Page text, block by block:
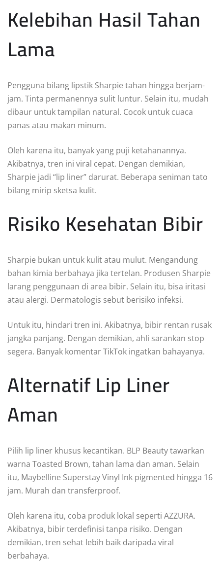
Kelebihan Hasil Tahan
Lama
Pengguna bilang lipstik Sharpie tahan hingga berjam-
jam. Tinta permanennya sulit luntur. Selain itu, mudah
dibaur untuk tampilan natural. Cocok untuk cuaca
panas atau makan minum.
Oleh karena itu, banyak yang puji ketahanannya.
Akibatnya, tren ini viral cepat. Dengan demikian,
Sharpie jadi “lip liner” darurat. Beberapa seniman tato
bilang mirip sketsa kulit.
Risiko Kesehatan Bibir
Sharpie bukan untuk kulit atau mulut. Mengandung
bahan kimia berbahaya jika tertelan. Produsen Sharpie
larang penggunaan di area bibir. Selain itu, bisa iritasi
atau alergi. Dermatologis sebut berisiko infeksi.
Untuk itu, hindari tren ini. Akibatnya, bibir rentan rusak
jangka panjang. Dengan demikian, ahli sarankan stop
segera. Banyak komentar TikTok ingatkan bahayanya.
Alternatif Lip Liner
Aman
Pilih lip liner khusus kecantikan. BLP Beauty tawarkan
warna Toasted Brown, tahan lama dan aman. Selain
itu, Maybelline Superstay Vinyl Ink pigmented hingga 16
jam. Murah dan transferproof.
Oleh karena itu, coba produk lokal seperti AZZURA.
Akibatnya, bibir terdefinisi tanpa risiko. Dengan
demikian, tren sehat lebih baik daripada viral
berbahaya.